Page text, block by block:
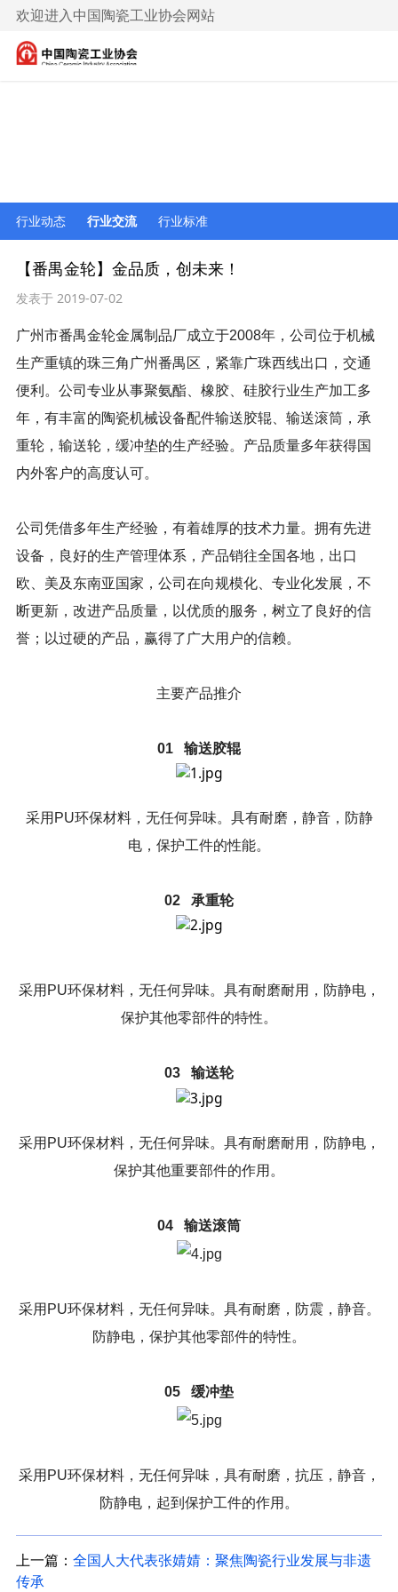
欢迎进入中国陶瓷工业协会网站
行业动态 行业交流 行业标准
【番禺金轮】金品质，创未来！
发表于 2019-07-02
广州市番禺金轮金属制品厂成立于2008年，公司位于机械
生产重镇的珠三角广州番禺区，紧靠广珠西线出口，交通
便利。公司专业从事聚氨酯、橡胶、硅胶行业生产加工多
年，有丰富的陶瓷机械设备配件输送胶辊、输送滚筒，承
重轮，输送轮，缓冲垫的生产经验。产品质量多年获得国
内外客户的高度认可。
公司凭借多年生产经验，有着雄厚的技术力量。拥有先进
设备，良好的生产管理体系，产品销往全国各地，出口
欧、美及东南亚国家，公司在向规模化、专业化发展，不
断更新，改进产品质量，以优质的服务，树立了良好的信
誉；以过硬的产品，赢得了广大用户的信赖。
主要产品推介
01 输送胶辊
采用PU环保材料，无任何异味。具有耐磨，静音，防静
电，保护工件的性能。
02 承重轮
采用PU环保材料，无任何异味。具有耐磨耐用，防静电，
保护其他零部件的特性。
03 输送轮
采用PU环保材料，无任何异味。具有耐磨耐用，防静电，
保护其他重要部件的作用。
04 输送滚筒
采用PU环保材料，无任何异味。具有耐磨，防震，静音。
防静电，保护其他零部件的特性。
05 缓冲垫
采用PU环保材料，无任何异味，具有耐磨，抗压，静音，
防静电，起到保护工件的作用。
上一篇： 全国人大代表张婧婧：聚焦陶瓷行业发展与非遗
传承